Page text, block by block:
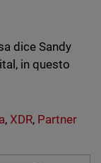
dice Sandy
in questo
,XDR, Partner